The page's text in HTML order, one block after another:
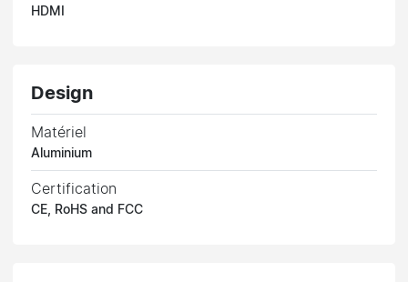
HDMI
Design
Matériel
Aluminium
Certification
CE, RoHS and FCC